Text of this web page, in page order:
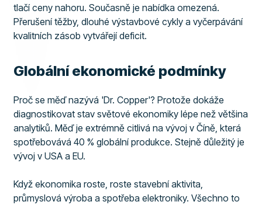
tlačí ceny nahoru. Současně je nabídka omezená.
Přerušení těžby, dlouhé výstavbové cykly a vyčerpávání
kvalitních zásob vytvářejí deficit.
Globální ekonomické podmínky
Proč se měď nazývá 'Dr. Copper'? Protože dokáže
diagnostikovat stav světové ekonomiky lépe než většina
analytiků. Měď je extrémně citlivá na vývoj v Číně, která
spotřebovává 40 % globální produkce. Stejně důležitý je
vývoj v USA a EU.
Když ekonomika roste, roste stavební aktivita,
průmyslová výroba a spotřeba elektroniky. Všechno to